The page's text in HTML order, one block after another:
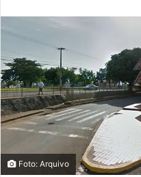
Foto: Arquivo